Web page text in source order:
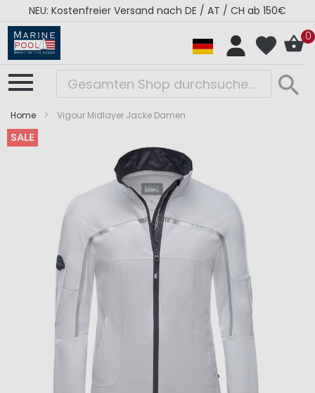
NEU: Kostenfreier Versand nach DE / AT / CH ab 150€
0
Home Vigour Midlayer Jacke Damen
SALE
Zum
Bildergalerie
springen
Zum
Bildergalerie
springen